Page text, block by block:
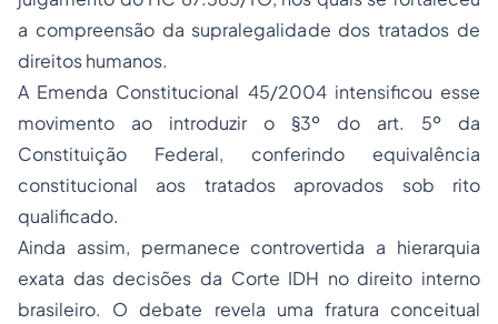
a compreensão da supralegalidade dos tratados de
direitos humanos.
A Emenda Constitucional 45/2004 intensificou esse
movimento ao introduzir o §3º do art. 5º da
Constituição Federal, conferindo equivalência
constitucional aos tratados aprovados sob rito
qualificado.
Ainda assim, permanece controvertida a hierarquia
exata das decisões da Corte IDH no direito interno
brasileiro. O debate revela uma fratura conceitual